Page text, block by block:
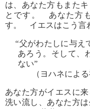
は、あなた方もまた
とです。 あなた方
す。 イエスはこう言
“父がわたしに与え
あろう。そして、
ない”
（ヨハネによる
あなた方がイエスに
洗い流し、あなた方